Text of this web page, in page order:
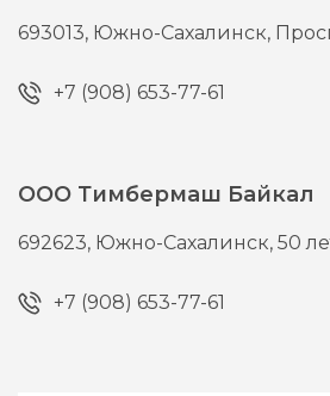
693013, Южно-Сахалинск,
+7 (908) 653-77-61
ООО Тимбермаш Байкал
692623, Южно-Сахалинск,50
+7 (908) 653-77-61